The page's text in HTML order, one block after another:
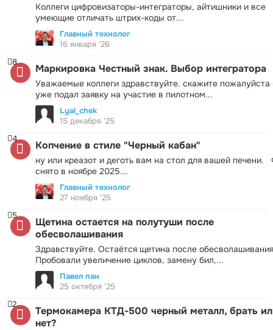
Коллеги цифровизаторы-интеграторы, айтишники и все
умеющие отличать штрих-коды от...
Главный технолог
16 января '26
Маркировка Честный знак. Выбор интегратора
Уважаемые коллеги здравствуйте. скажите пожалуйста
уже подал заявку на участие в пилотном...
8
Lyal_chek
15 декабря '25
Копчение в стиле "Черный кабан"
ну или креазот и деготь вам на стол для вашей печени.
снято в ноябре 2025...
4
Главный технолог
27 ноября '25
Щетина остается на полутуши после
обесволашивания
Здравствуйте. Остаётся щетина после
Пробовали увеличение циклов, замену бил,...
5
Павел пан
25 октября '25
Термокамера КТД-500 черный металл, брать
нет?
2